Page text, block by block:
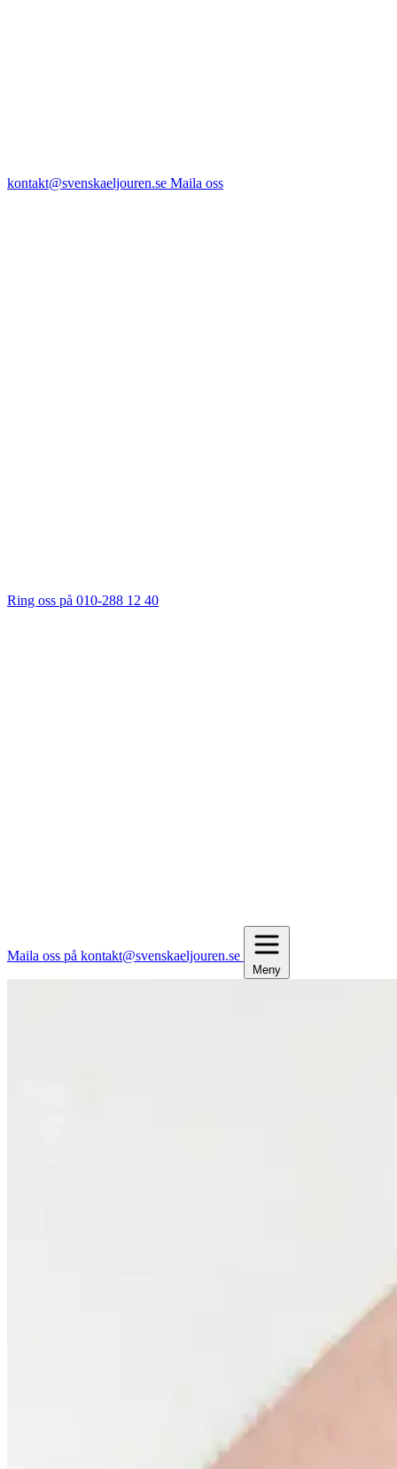
kontakt@svenskaeljouren.se Maila oss
Ring oss på 010-288 12 40
Maila oss på kontakt@svenskaeljouren.se
Meny